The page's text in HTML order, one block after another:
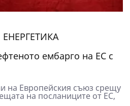
ЕНЕРГЕТИКА
ембарго на ЕС с
на Европейския съюз срещу
на посланиците от ЕС,